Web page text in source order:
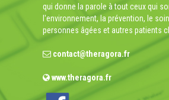
qui donne la parole à tout ceux qui
l'environnement, la prévention, le
personnes âgées et autres patients
contact@theragora.fr
www.theragora.fr